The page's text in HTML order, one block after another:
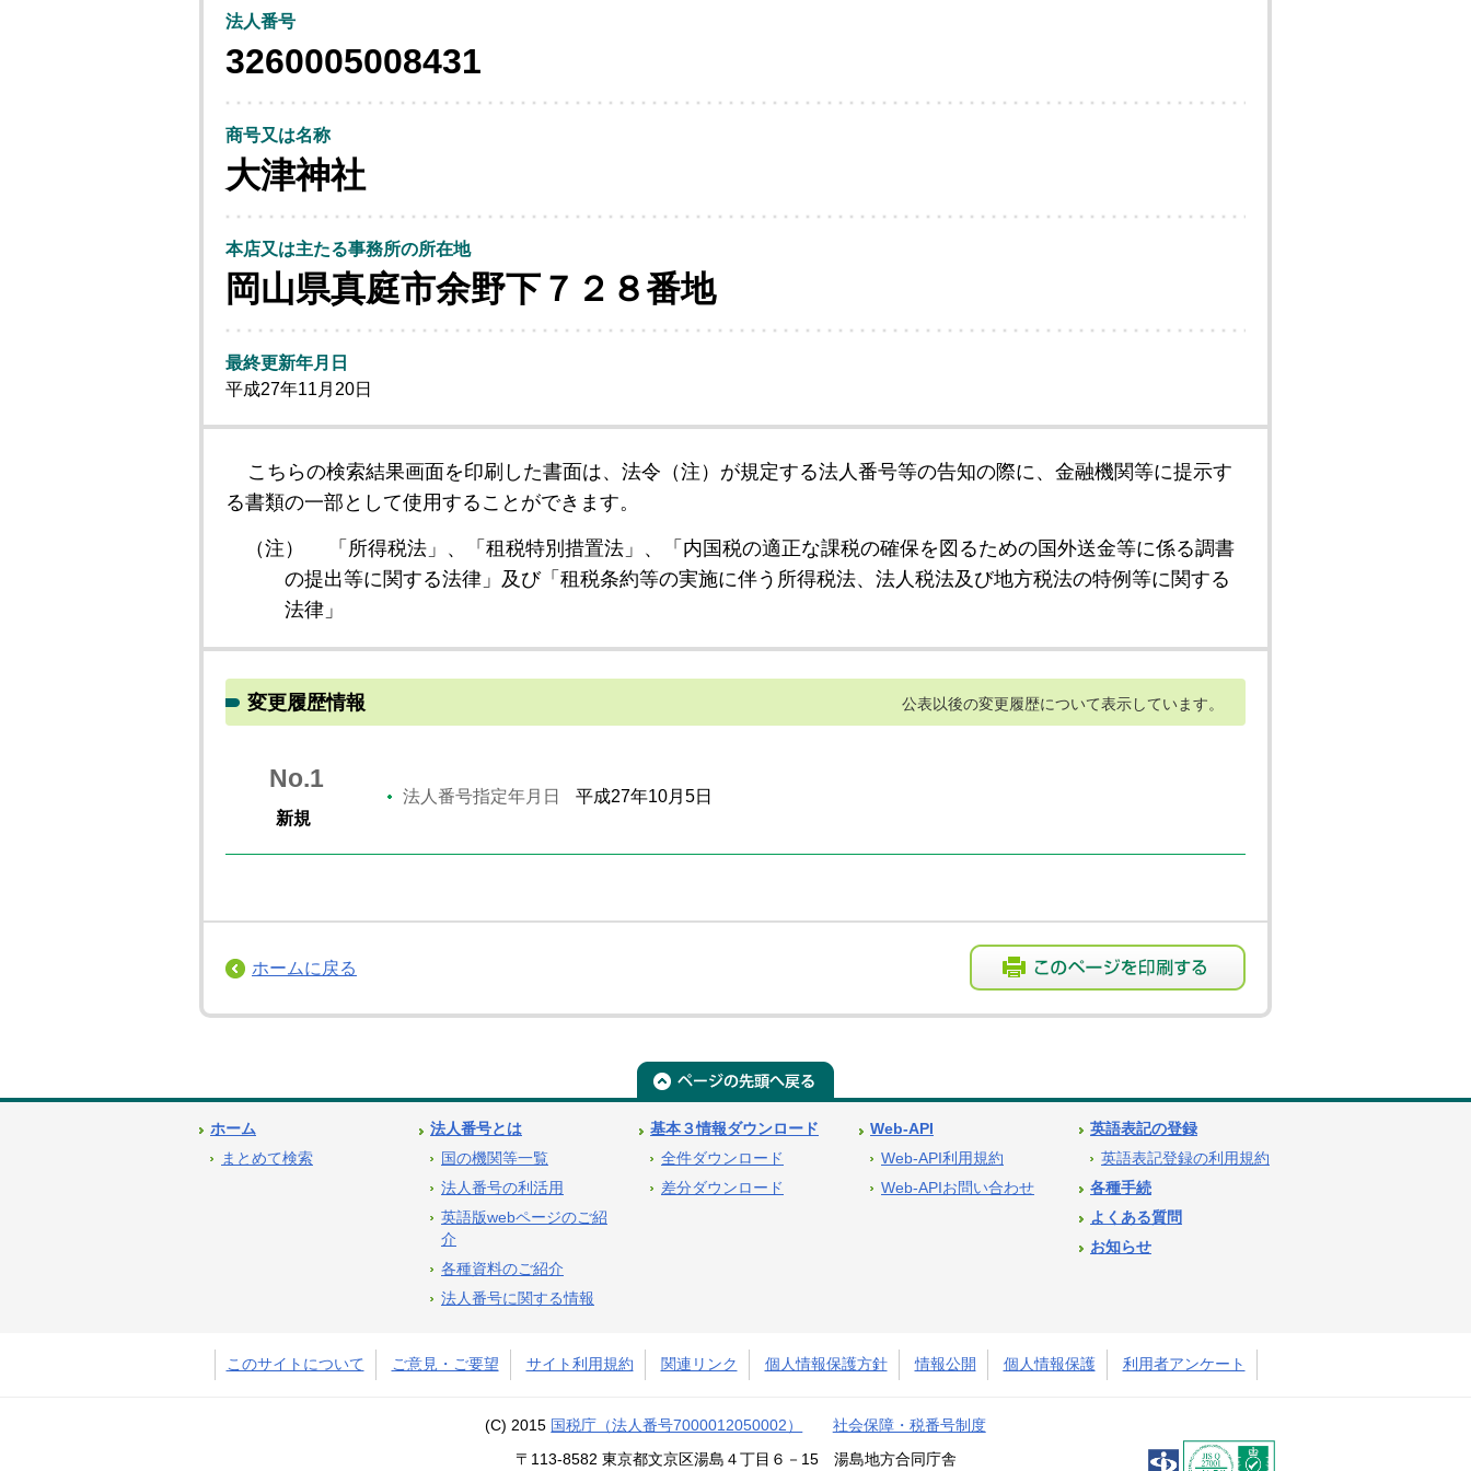
法人番号
3260005008431
商号又は名称
大津神社
本店又は主たる事務所の所在地
岡山県真庭市余野下７２８番地
最終更新年月日
平成27年11月20日
こちらの検索結果画面を印刷した書面は、法令（注）が規定する法人番号等の告知の際に、金融機関等に提示す
る書類の一部として使用することができます。
（注）
「所得税法」、「租税特別措置法」、「内国税の適正な課税の確保を図るための国外送金等に係る調書
の提出等に関する法律」及び「租税条約等の実施に伴う所得税法、法人税法及び地方税法の特例等に関する
法律」
変更履歴情報 公表以後の変更履歴について表示しています。
No.1
新規
法人番号指定年月日 平成27年10月5日
ホームに戻る
ホーム
まとめて検索
法人番号とは
国の機関等一覧
法人番号の利活用
英語版webページのご紹
介
各種資料のご紹介
法人番号に関する情報
基本３情報ダウンロード
全件ダウンロード
差分ダウンロード
Web-API
Web-API利用規約
Web-APIお問い合わせ
英語表記の登録
英語表記登録の利用規約
各種手続
よくある質問
お知らせ
このサイトについて ご意見・ご要望 サイト利用規約 関連リンク 個人情報保護方針 情報公開 個人情報保護 利用者アンケート
(C) 2015 国税庁（法人番号7000012050002） 社会保障・税番号制度
〒113-8582 東京都文京区湯島４丁目６－15 湯島地方合同庁舎